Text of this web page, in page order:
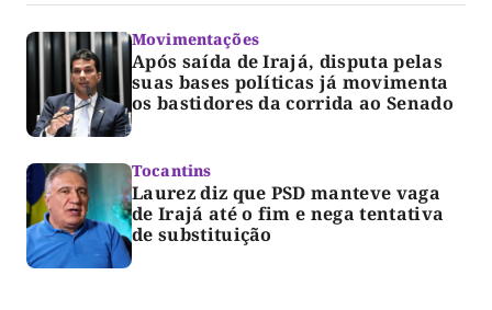
Movimentações
Após saída de Irajá, disputa pelas
suas bases políticas já movimenta
os bastidores da corrida ao Senado
Tocantins
Laurez diz que PSD manteve vaga
de Irajá até o fim e nega tentativa
de substituição